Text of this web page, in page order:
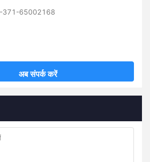
371-65002168
अब संपर्क करें